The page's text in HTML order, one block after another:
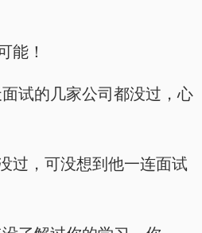
能！
试的几家公司都没过，心
过，可没想到他一连面试